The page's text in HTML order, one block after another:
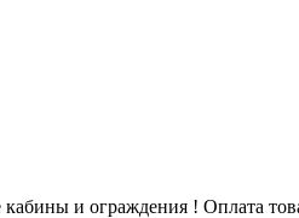
и ограждения ! Оплата